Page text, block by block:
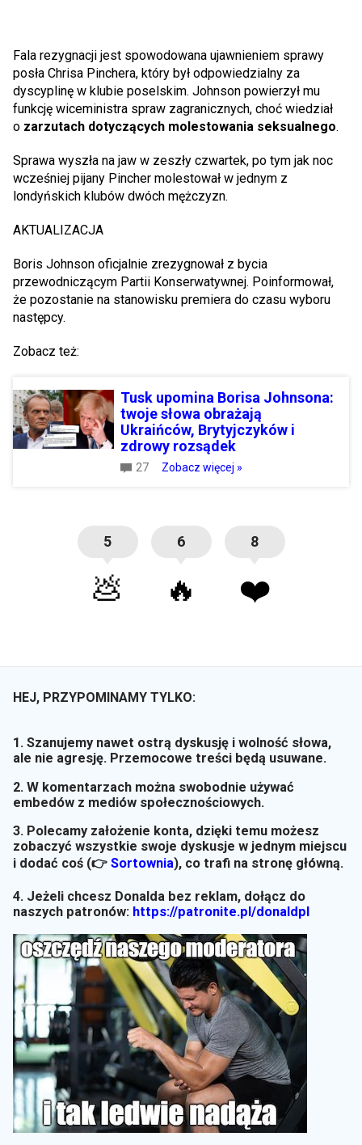
Fala rezygnacji jest spowodowana ujawnieniem sprawy
posła Chrisa Pinchera, który był odpowiedzialny za
dyscyplinę w klubie poselskim. Johnson powierzył mu
funkcję wiceministra spraw zagranicznych, choć wiedział
o zarzutach dotyczących molestowania seksualnego.
Sprawa wyszła na jaw w zeszły czwartek, po tym jak noc
wcześniej pijany Pincher molestował w jednym z
londyńskich klubów dwóch mężczyzn.
AKTUALIZACJA
Boris Johnson oficjalnie zrezygnował z bycia
przewodniczącym Partii Konserwatywnej. Poinformował,
że pozostanie na stanowisku premiera do czasu wyboru
następcy.
Zobacz też:
Tusk upomina Borisa Johnsona:
twoje słowa obrażają
Ukraińców, Brytyjczyków i
zdrowy rozsądek
27 Zobacz więcej »
5
💩
6
🔥
8
❤️
HEJ, PRZYPOMINAMY TYLKO:
1. Szanujemy nawet ostrą dyskusję i wolność słowa,
ale nie agresję. Przemocowe treści będą usuwane.
2. W komentarzach można swobodnie używać
embedów z mediów społecznościowych.
3. Polecamy założenie konta, dzięki temu możesz
zobaczyć wszystkie swoje dyskusje w jednym miejscu
i dodać coś (👉 Sortownia), co trafi na stronę główną.
4. Jeżeli chcesz Donalda bez reklam, dołącz do
naszych patronów: https://patronite.pl/donaldpl